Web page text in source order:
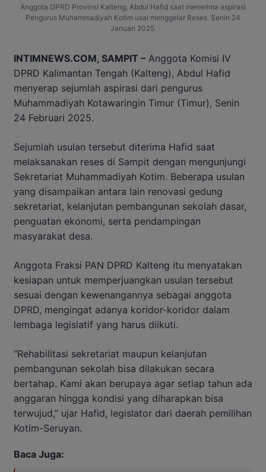
Anggota DPRD Provinsi Kalteng, Abdul Hafid saat menerima aspirasi
Pengurus Muhammadiyah Kotim usai menggelar Reses. Senin 24
Januari 2025.
INTIMNEWS.COM, SAMPIT – Anggota Komisi IV
DPRD Kalimantan Tengah (Kalteng), Abdul Hafid
menyerap sejumlah aspirasi dari pengurus
Muhammadiyah Kotawaringin Timur (Timur), Senin
24 Februari 2025.
Sejumlah usulan tersebut diterima Hafid saat
melaksanakan reses di Sampit dengan mengunjungi
Sekretariat Muhammadiyah Kotim. Beberapa usulan
yang disampaikan antara lain renovasi gedung
sekretariat, kelanjutan pembangunan sekolah dasar,
penguatan ekonomi, serta pendampingan
masyarakat desa.
Anggota Fraksi PAN DPRD Kalteng itu menyatakan
kesiapan untuk memperjuangkan usulan tersebut
sesuai dengan kewenangannya sebagai anggota
DPRD, mengingat adanya koridor-koridor dalam
lembaga legislatif yang harus diikuti.
“Rehabilitasi sekretariat maupun kelanjutan
pembangunan sekolah bisa dilakukan secara
bertahap. Kami akan berupaya agar setiap tahun ada
anggaran hingga kondisi yang diharapkan bisa
terwujud,” ujar Hafid, legislator dari daerah pemilihan
Kotim-Seruyan.
Baca Juga: